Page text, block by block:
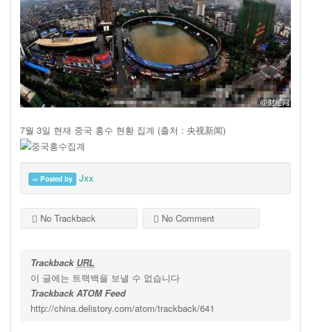
7월 3일 현재 중국 홍수 현황 집계 (출처 : 央视新闻)
Posted by Jxx
No Trackback No Comment
Trackback URL
이 글에는 트랙백을 보낼 수 없습니다
Trackback ATOM Feed
http://china.delistory.com/atom/trackback/641